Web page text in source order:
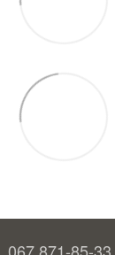
067 871-85-33